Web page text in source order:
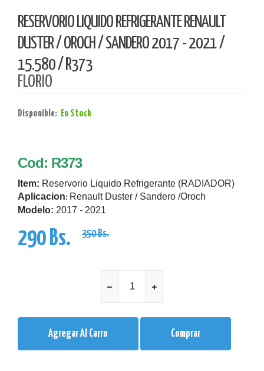
RESERVORIO LIQUIDO REFRIGERANTE RENAULT
DUSTER / OROCH / SANDERO 2017 - 2021 /
15.580 / R373
FLORIO
Disponible: En Stock
Cod: R373
Item: Reservorio Liquido Refrigerante (RADIADOR)
Aplicacion: Renault Duster / Sandero /Oroch
Modelo: 2017 - 2021
290 Bs. 350 Bs.
Agregar Al Carro Comprar